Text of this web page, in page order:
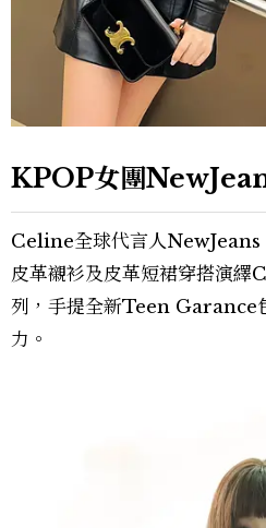
KPOP女團
Celine全球代言人
皮革襯衫及皮革短裙穿搭演繹
列，手提全新Teen Garance
力。